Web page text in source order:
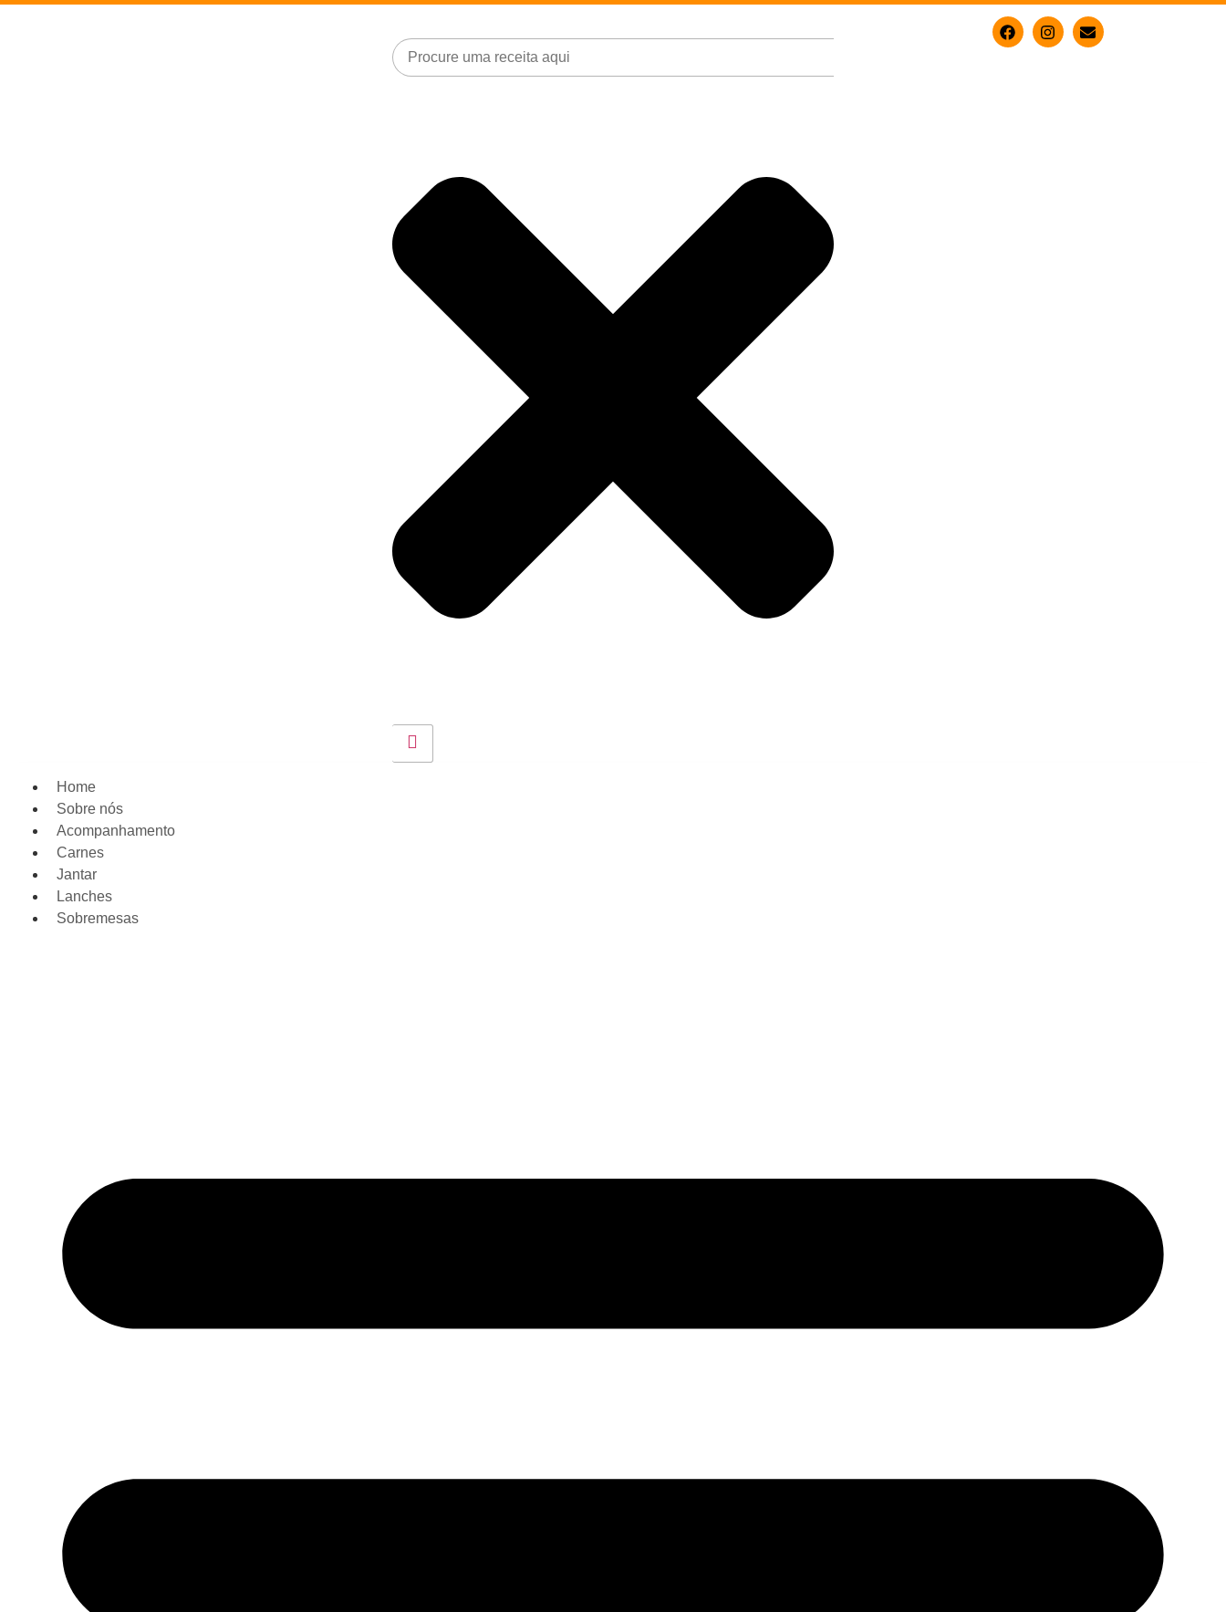
Home
Sobre nós
Acompanhamento
Carnes
Jantar
Lanches
Sobremesas